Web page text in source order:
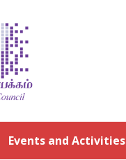
Events and Activities